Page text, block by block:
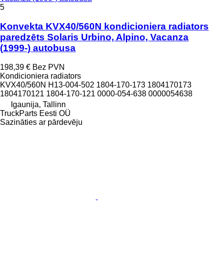
5
Konvekta KVX40/560N kondicioniera radiators
paredzēts Solaris Urbino, Alpino, Vacanza
(1999-) autobusa
198,39 € Bez PVN
Kondicioniera radiators
KVX40/560N H13-004-502 1804-170-173 1804170173
1804170121 1804-170-121 0000-054-638 0000054638
Igaunija, Tallinn
TruckParts Eesti OÜ
Sazināties ar pārdevēju